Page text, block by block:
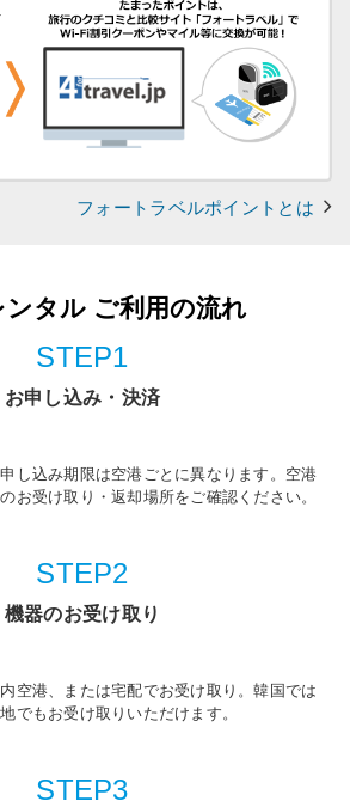
フォートラベルポイントとは
タル ご利用の流れ
STEP1
お申し込み・決済
し込み期限は空港ごとに異なります。空港
お受け取り・返却場所をご確認ください。
STEP2
機器のお受け取り
空港、または宅配でお受け取り。韓国では
でもお受け取りいただけます。
STEP3